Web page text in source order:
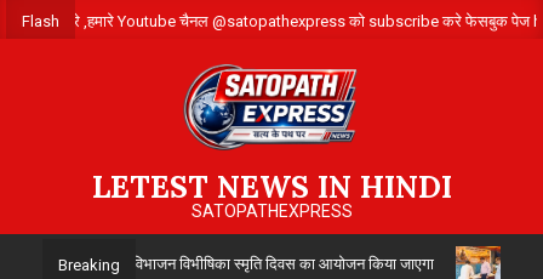
Skip
to
Flash
संपर्क करे ,हमारे Youtube चैनल @satopathexpress को subscribe करे फेसबुक
LETEST NEWS IN HINDI
SATOPATHEXPRESS
Breaking
14 अगस्त को विभाजन विभीषिका स्मृति दिवस का आयोजन किया जाएगा उत्तर